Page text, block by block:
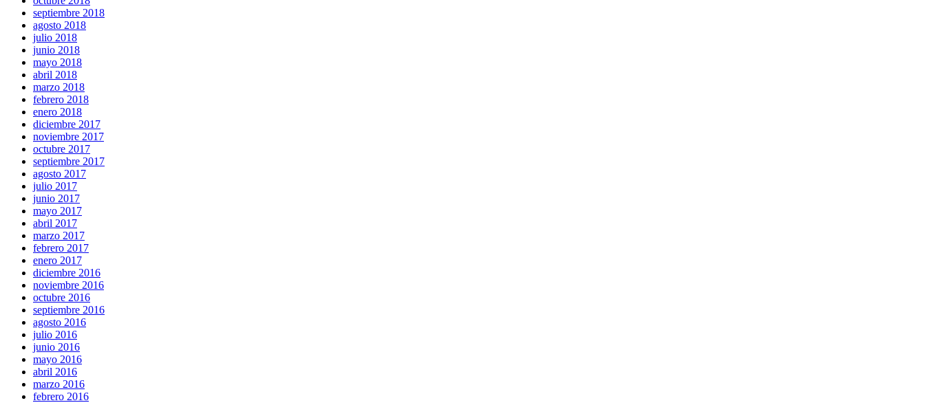
septiembre 2018
agosto 2018
julio 2018
junio 2018
mayo 2018
abril 2018
marzo 2018
febrero 2018
enero 2018
diciembre 2017
noviembre 2017
octubre 2017
septiembre 2017
agosto 2017
julio 2017
junio 2017
mayo 2017
abril 2017
marzo 2017
febrero 2017
enero 2017
diciembre 2016
noviembre 2016
octubre 2016
septiembre 2016
agosto 2016
julio 2016
junio 2016
mayo 2016
abril 2016
marzo 2016
febrero 2016